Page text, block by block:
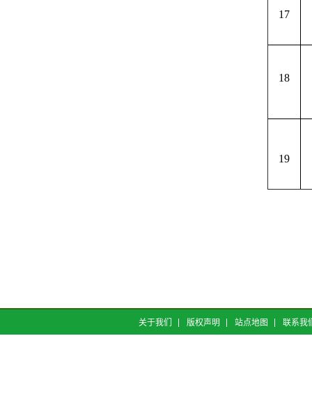
17
18
19
关于我们 版权声明 站点地图 联系我